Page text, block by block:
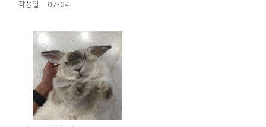
작성일 07-04